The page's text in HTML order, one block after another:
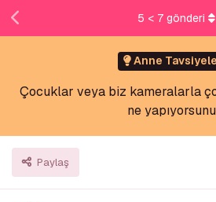
Anne
Çocuklar veya biz kameralarla
ne
Paylaş
5 < 7gönderi